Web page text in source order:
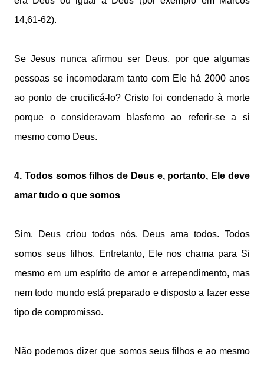
14,61-62).
Se Jesus nunca afirmou ser Deus, por que algumas
pessoas se incomodaram tanto com Ele há 2000 anos
ao ponto de crucificá-lo? Cristo foi condenado à morte
porque o consideravam blasfemo ao referir-se a si
mesmo como Deus.
4. Todos somos filhos de Deus e, portanto, Ele deve
amar tudo o que somos
Sim. Deus criou todos nós. Deus ama todos. Todos
somos seus filhos. Entretanto, Ele nos chama para Si
mesmo em um espírito de amor e arrependimento, mas
nem todo mundo está preparado e disposto a fazer esse
tipo de compromisso.
Não podemos dizer que somos seus filhos e ao mesmo